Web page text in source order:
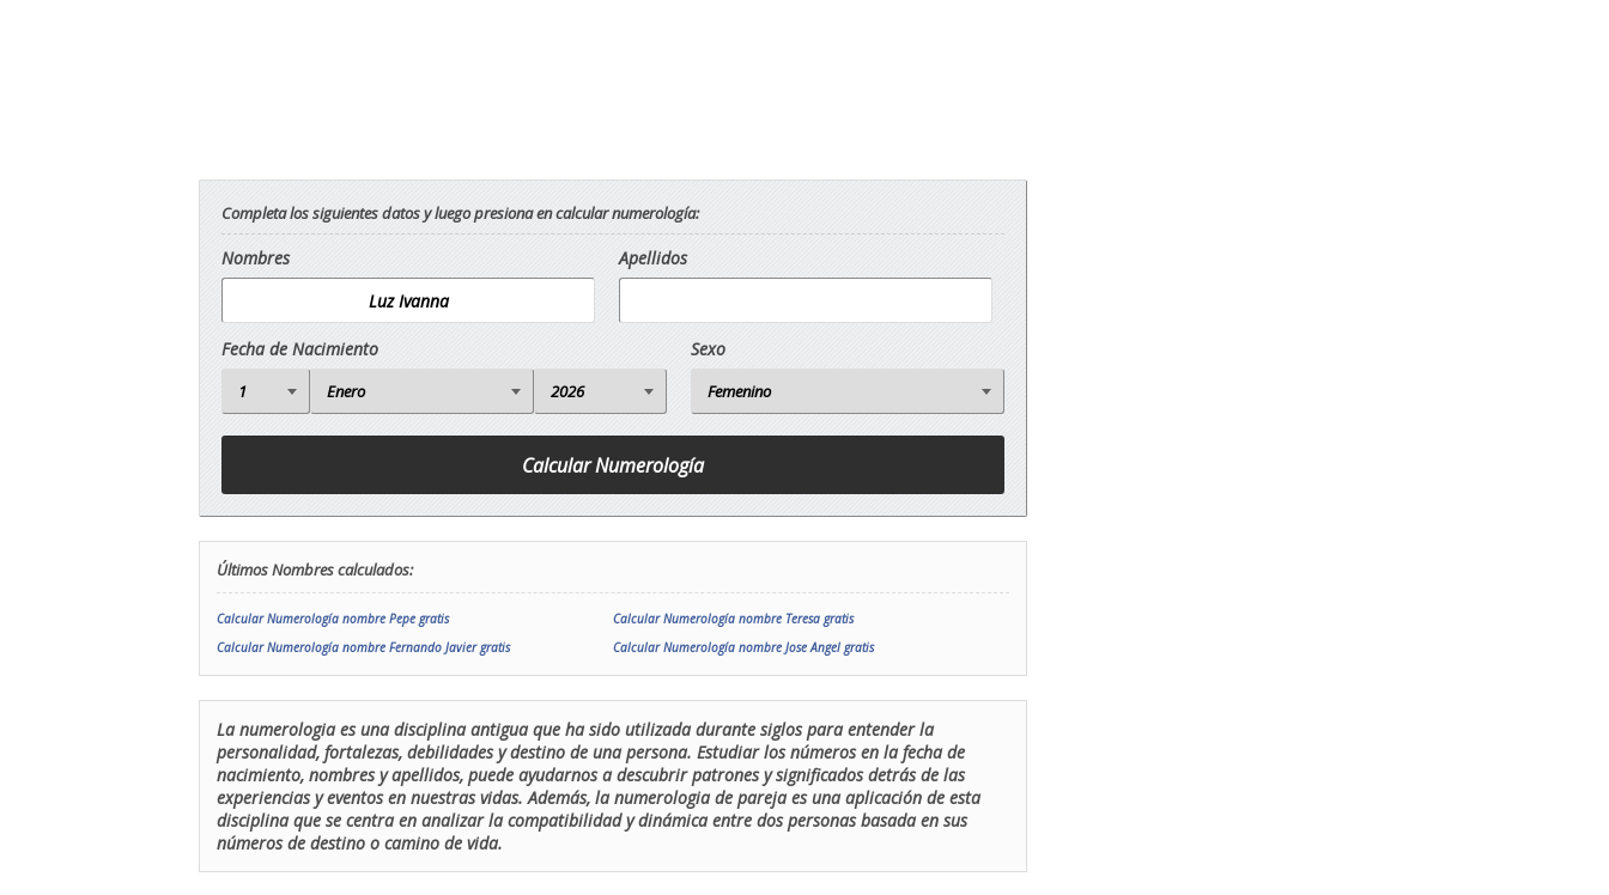
Completa los siguientes datos y luego presiona en calcular numerología:
Nombres Apellidos
Fecha de Nacimiento Sexo
Últimos Nombres calculados:
Calcular Numerología nombre Pepe gratis
Calcular Numerología nombre Teresa gratis
Calcular Numerología nombre Fernando Javier gratis
Calcular Numerología nombre Jose Angel gratis
La numerologia es una disciplina antigua que ha sido utilizada durante siglos para entender la
personalidad, fortalezas, debilidades y destino de una persona. Estudiar los números en la fecha de
nacimiento, nombres y apellidos, puede ayudarnos a descubrir patrones y significados detrás de las
experiencias y eventos en nuestras vidas. Además, la numerologia de pareja es una aplicación de esta
disciplina que se centra en analizar la compatibilidad y dinámica entre dos personas basada en sus
números de destino o camino de vida.